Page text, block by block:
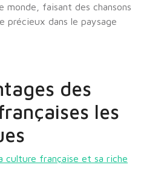
monde, faisant des chansons
précieux dans le paysage
des
les
culture française et sa riche